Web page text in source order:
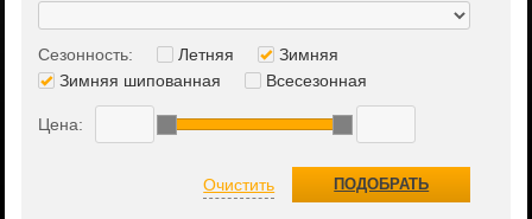
Сезонность: Летняя
Зимняя
Зимняя шипованная
Всесезонная
Цена:
Очистить ПОДОБРАТЬ